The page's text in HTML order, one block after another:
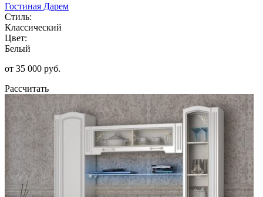
Гостиная Дарем
Стиль:
Классический
Цвет:
Белый
от 35 000 руб.
Рассчитать